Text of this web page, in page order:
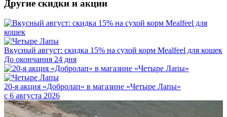
Другие скидки и акции
Вкусный август: скидка 15% на сухой корм Mealfeel для кошек
До окончания 24 дня
20-я акция «Добролап» в магазине «Четыре Лапы»
с 6 августа 2026